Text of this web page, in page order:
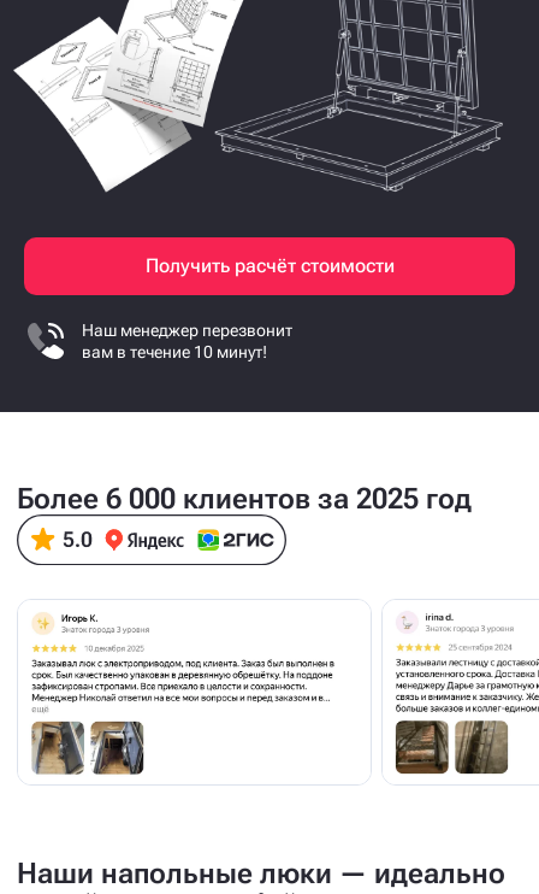
Получить расчёт стоимости
Наш менеджер перезвонит
вам в течение 10 минут!
Более 6 000 клиентов за 2025 год
Наши напольные люки — идеально